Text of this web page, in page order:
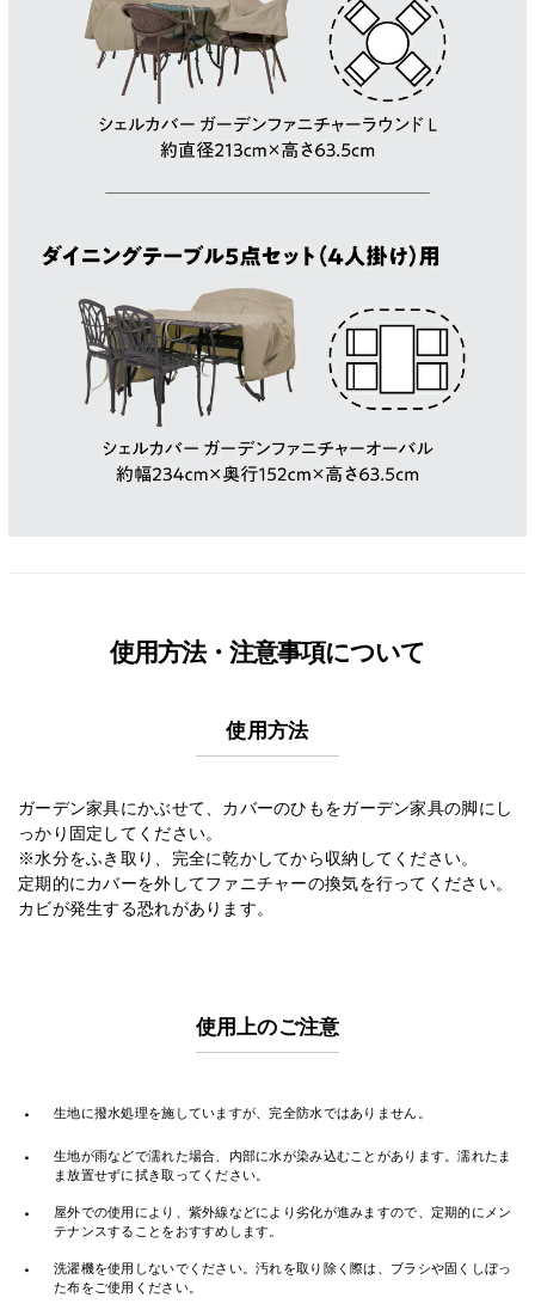
使用方法・注意事項について
使用方法
ガーデン家具にかぶせて、カバーのひもをガーデン家具の脚にし
っかり固定してください。
※水分をふき取り、完全に乾かしてから収納してください。
定期的にカバーを外してファニチャーの換気を行ってください。
カビが発生する恐れがあります。
使用上のご注意
・ 生地に撥水処理を施していますが、完全防水ではありません。
・
生地が雨などで濡れた場合、内部に水が染み込むことがあります。濡れたま
ま放置せずに拭き取ってください。
・
屋外での使用により、紫外線などにより劣化が進みますので、定期的にメン
テナンスすることをおすすめします。
・
洗濯機を使用しないでください。汚れを取り除く際は、ブラシや固くしぼっ
た布をご使用ください。